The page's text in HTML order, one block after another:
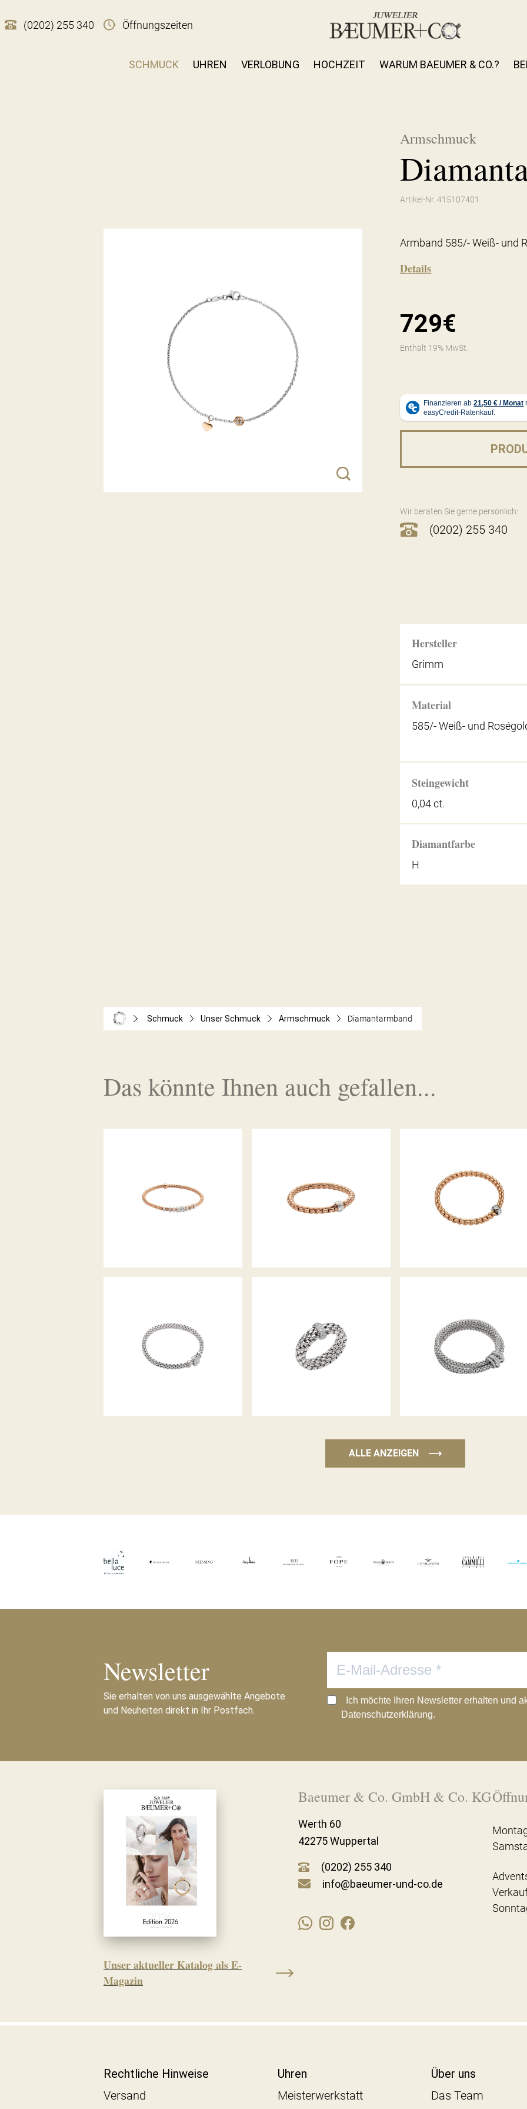
(0202) 255 340 Öffnungszeiten
SCHMUCK UHREN VERLOBUNG HOCHZEIT WARUM BAEUMER & CO.?
Armschmuck
Artikel-Nr. 415107401
Armband 585/- Weiß- und
Details
729€
Enthält 19% MwSt.
Wir beraten Sie gerne persönlich:
(0202) 255 340
Hersteller
Grimm
Material
585/- Weiß- und
Steingewicht
0,04 ct.
Diamantfarbe
H
Schmuck Unser Schmuck Armschmuck Diamantarmband
Das könnte Ihnen auch gefallen...
KOLLEKTION
KOLLEKTION
FLEX’IT ARMBAND EKA
KOLLEKTION
KOLLEKTION
KOLLEKTION
FLEX’IT ARMBAND MIA LUCE
KOLLEKTION
ALLE ANZEIGEN ⟶
Newsletter
Sie erhalten von uns ausgewählte Angebote
und Neuheiten direkt in Ihr Postfach.
Ich möchte Ihren Newsletter erhalten und
Datenschutzerklärung.
Unser aktueller Katalog als E-
Magazin
Baeumer & Co. GmbH & Co. KG
Werth 60
42275 Wuppertal
(0202) 255 340
info@baeumer-und-co.de
Rechtliche Hinweise
Versand
Uhren
Meisterwerkstatt
Über uns
Das Team